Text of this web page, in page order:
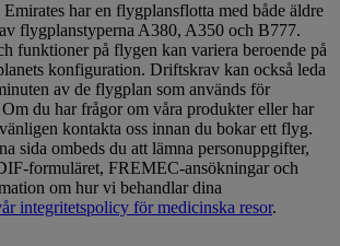
har en flygplansflotta med både äldre
flygplanstyperna A380, A350 och B777.
funktioner på flygen kan variera beroende på
konfiguration. Driftskrav kan också leda
av de flygplan som används för
du har frågor om våra produkter eller har
kontakta oss innan du bokar ett flyg.
sida ombeds du att lämna personuppgifter,
formuläret, FREMEC-ansökningar och
om hur vi behandlar dina
integritetspolicy för medicinska resor.